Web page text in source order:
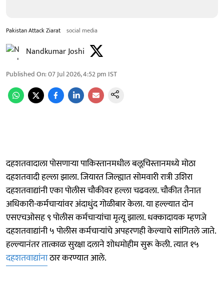
Pakistan Attack Ziarat social media
Nandkumar Joshi
Published On:07 Jul 2026, 4:52 pm IST
दहशतवादाला पोसणाऱ्या पाकिस्तानमधील बलूचिस्तानमध्ये मोठा
दहशतवादी हल्ला झाला. जियारत जिल्ह्यात सोमवारी रात्री उशिरा
दहशतवाद्यांनी एका पोलीस चौकीवर हल्ला चढवला. चौकीत तैनात
अधिकारी-कर्मचाऱ्यांवर अंदाधुंद गोळीबार केला. या हल्ल्यात दोन
एसएचओसह ९ पोलीस कर्मचाऱ्यांचा मृत्यू झाला. धक्कादायक म्हणजे
दहशतवाद्यांनी ५ पोलीस कर्मचाऱ्यांचे अपहरणही केल्याचे सांगितले जाते.
हल्ल्यानंतर तात्काळ सुरक्षा दलाने शोधमोहीम सुरू केली. त्यात १५
दहशतवाद्यांनाठार करण्यात आले.